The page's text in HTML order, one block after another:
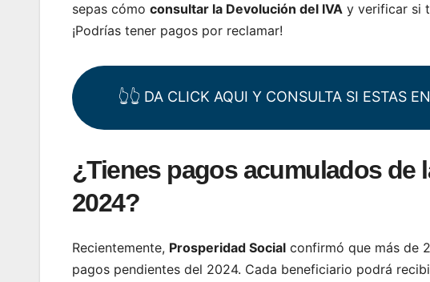
sepas cómo consultar la Devolución del IVA y verificar si
¡Podrías tener pagos por reclamar!
👆👆 DA CLICK AQUI Y CONSULTA SI ESTAS
¿Tienes pagos acumulados de
2024?
Recientemente, Prosperidad Social confirmó que más de
pagos pendientes del 2024. Cada beneficiario podrá